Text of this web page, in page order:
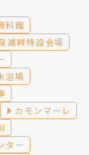
料館
湖畔特設会場
浴場
カモンマーレ
ター